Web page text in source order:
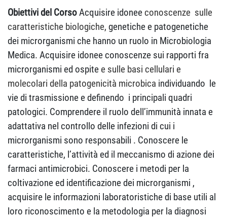
Obiettivi del CorsoAcquisire idonee conoscenze sulle
caratteristiche biologiche, genetiche e patogenetiche
dei microrganismi che hanno un ruolo in Microbiologia
Medica. Acquisire idonee conoscenze sui rapporti fra
microrganismi ed ospite e sulle basi cellulari e
molecolari della patogenicità microbica individuando
le
vie di trasmissione e definendo i principali quadri
patologici. Comprendere il ruolo dell’immunità innata e
adattativa nel controllo delle infezioni di cui i
microrganismi sono responsabili . Conoscere le
caratteristiche, l’attività ed il meccanismo di azione dei
farmaci antimicrobici. Conoscere i metodi per la
coltivazione ed identificazione dei microrganismi ,
acquisire le informazioni laboratoristiche di base utili al
loro riconoscimento e la metodologia per la diagnosi